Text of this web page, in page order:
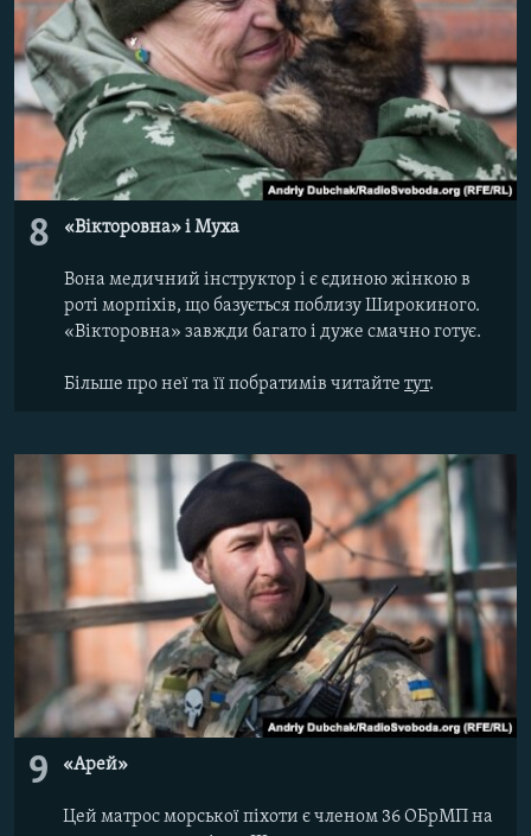
8 «Вікторовна» і Муха
Вона медичний інструктор і є єдиною жінкою в
роті морпіхів, що базується поблизу Широкиного.
«Вікторовна» завжди багато і дуже смачно готує.
Більше про неї та її побратимів читайте тут.
9 «Арей»
Цей матрос морської піхоти є членом 36 ОБрМП на